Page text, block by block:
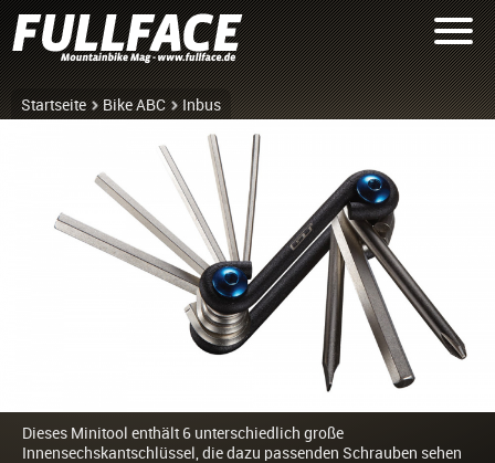
Startseite Bike ABC Inbus
Dieses Minitool enthält 6 unterschiedlich große
Innensechskantschlüssel, die dazu passenden Schrauben sehen